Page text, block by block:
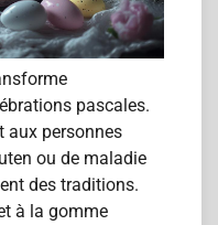
pascales.
aux personnes
ou de maladie
des traditions.
à la gomme